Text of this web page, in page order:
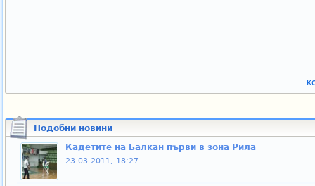
Подобни новини
Кадетите на Балкан първи в зона Рила
23.03.2011, 18:27